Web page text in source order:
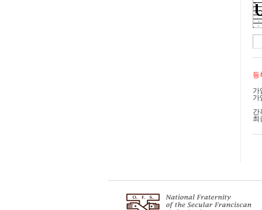
1.
2.
3.
4.
국
①
기
②
등
가
가
간
최